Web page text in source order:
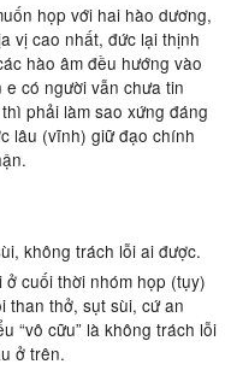
họp với hai hào dương,
vị cao nhất, đức lại thịnh
hào âm đều hướng vào
có người vẫn chưa tin
phải làm sao xứng đáng
lâu (vĩnh) giữ đạo chính
không trách lỗi ai được.
cuối thời nhóm họp (tụy)
than thở, sụt sùi, cứ an
“vô cữu” là không trách lỗi
ở trên.